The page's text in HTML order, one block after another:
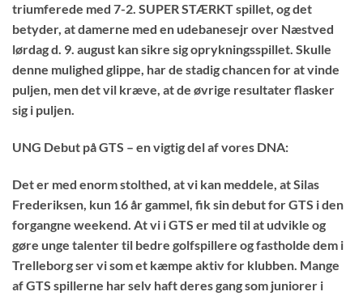
triumferede med 7-2. SUPER STÆRKT spillet, og det
betyder, at damerne med en udebanesejr over Næstved
lørdag d. 9. august kan sikre sig oprykningsspillet. Skulle
denne mulighed glippe, har de stadig chancen for at vinde
puljen, men det vil kræve, at de øvrige resultater flasker
sig i puljen.
UNG Debut på GTS – en vigtig del af vores DNA:
Det er med enorm stolthed, at vi kan meddele, at Silas
Frederiksen, kun 16 år gammel, fik sin debut for GTS i den
forgangne weekend. At vi i GTS er med til at udvikle og
gøre unge talenter til bedre golfspillere og fastholde dem i
Trelleborg ser vi som et kæmpe aktiv for klubben. Mange
af GTS spillerne har selv haft deres gang som juniorer i